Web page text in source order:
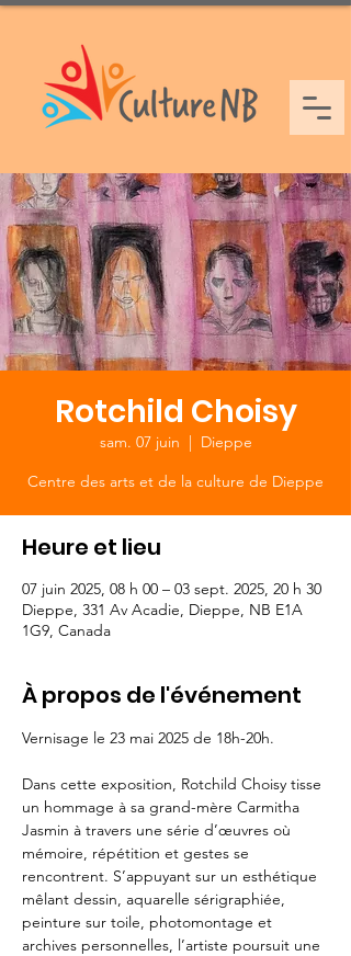
Rotchild Choisy
sam. 07 juin
  |
Dieppe
Centre des arts et de la culture de Dieppe
Heure et lieu
07 juin 2025, 08 h 00 – 03 sept. 2025, 20 h 30
Dieppe, 331 Av Acadie, Dieppe, NB E1A
1G9, Canada
À propos de l'événement
Vernisage le 23 mai 2025 de 18h-20h.
Dans cette exposition, Rotchild Choisy tisse
un hommage à sa grand-mère Carmitha
Jasmin à travers une série d’œuvres où
mémoire, répétition et gestes se
rencontrent. S’appuyant sur un esthétique
mêlant dessin, aquarelle sérigraphiée,
peinture sur toile, photomontage et
archives personnelles, l’artiste poursuit une